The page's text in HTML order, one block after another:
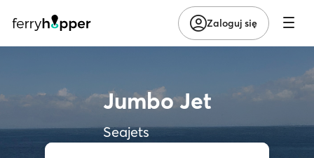
Zaloguj się
Jumbo Jet
Seajets